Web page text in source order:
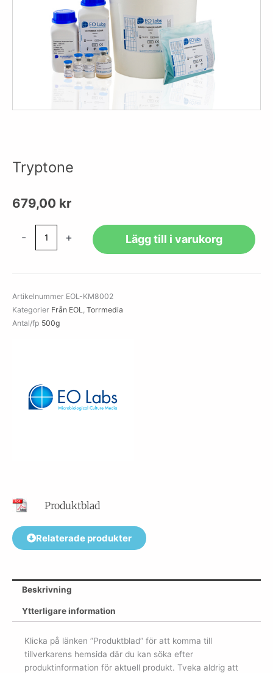
Tryptone
679,00 kr
- + Lägg till i varukorg
Artikelnummer EOL-KM8002
Kategorier Från EOL, Torrmedia
Antal/fp 500g
Produktblad
Relaterade produkter
Beskrivning
Ytterligare information
Klicka på länken ”Produktblad” för att komma till
tillverkarens hemsida där du kan söka efter
produktinformation för aktuell produkt. Tveka aldrig att